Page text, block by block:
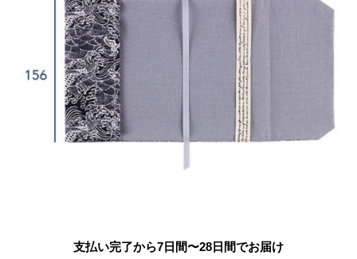
支払い完了から7日間〜28日間でお届け